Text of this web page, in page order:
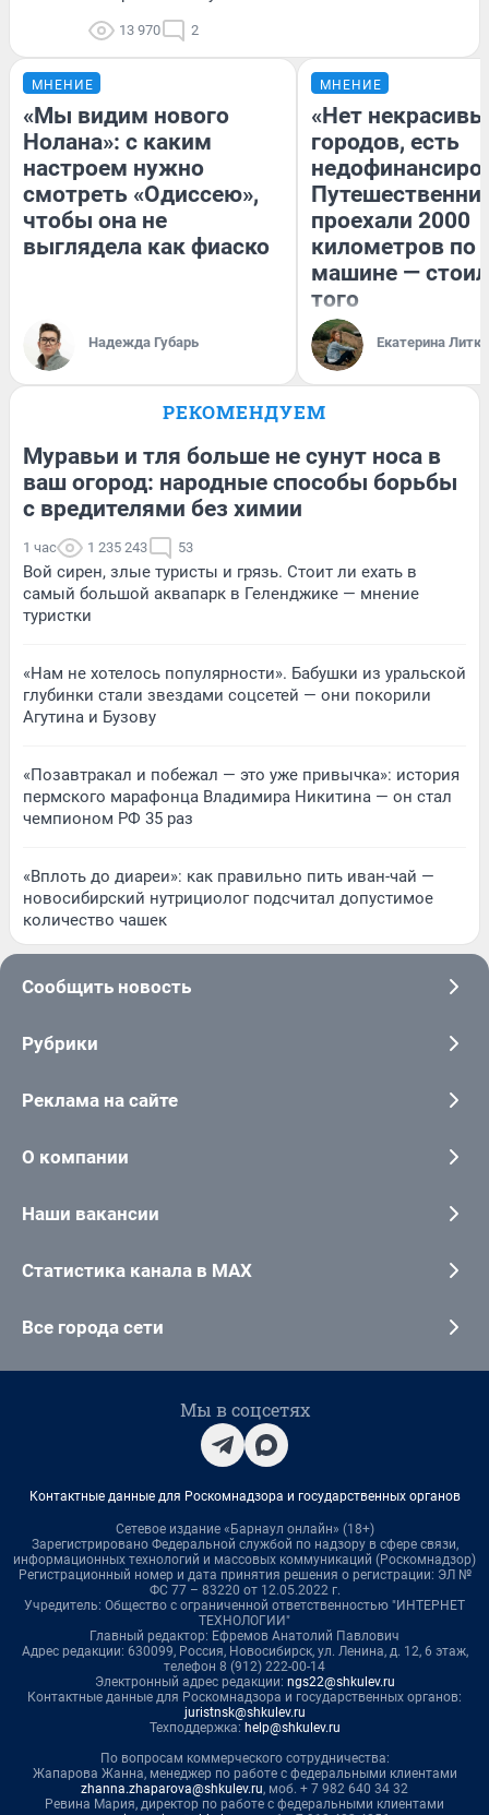
13 970 2
МНЕНИЕ
«Мы видим нового
Нолана»: с каким
настроем нужно
смотреть «Одиссею»,
чтобы она не
выглядела как фиаско
Надежда Губарь
МНЕНИЕ
«Нет
городов, есть
проехали 2000
километров по
машине —
того
Екатерина
РЕКОМЕНДУЕМ
Муравьи и тля больше не сунут носа в
ваш огород: народные способы борьбы
с вредителями без химии
1 час 1 235 243 53
Вой сирен, злые туристы и грязь. Стоит ли ехать в
самый большой аквапарк в Геленджике — мнение
туристки
«Нам не хотелось популярности». Бабушки из уральской
глубинки стали звездами соцсетей — они покорили
Агутина и Бузову
«Позавтракал и побежал — это уже привычка»: история
пермского марафонца Владимира Никитина — он стал
чемпионом РФ 35 раз
«Вплоть до диареи»: как правильно пить иван-чай —
новосибирский нутрициолог подсчитал допустимое
количество чашек
Сообщить новость
Рубрики
Реклама на сайте
О компании
Наши вакансии
Статистика канала в MAX
Все города сети
Мы в соцсетях
Контактные данные для Роскомнадзора и государственных органов
Сетевое издание «Барнаул онлайн» (18+)
Зарегистрировано Федеральной службой по надзору в сфере связи,
информационных технологий и массовых коммуникаций (Роскомнадзор)
Регистрационный номер и дата принятия решения о регистрации: ЭЛ №
ФС 77 – 83220 от 12.05.2022 г.
Учредитель: Общество с ограниченной ответственностью "ИНТЕРНЕТ
ТЕХНОЛОГИИ"
Главный редактор: Ефремов Анатолий Павлович
Адрес редакции: 630099, Россия, Новосибирск, ул. Ленина, д. 12, 6 этаж,
телефон 8 (912) 222-00-14
Электронный адрес редакции: ngs22@shkulev.ru
Контактные данные для Роскомнадзора и государственных органов:
juristnsk@shkulev.ru
Техподдержка: help@shkulev.ru
По вопросам коммерческого сотрудничества:
Жапарова Жанна, менеджер по работе с федеральными клиентами
zhanna.zhaparova@shkulev.ru, моб. + 7 982 640 34 32
Ревина Мария, директор по работе с федеральными клиентами